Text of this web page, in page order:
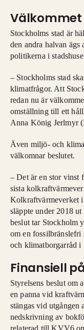
Välkommet
Stockholms stad är
den andra halvan
politikerna i
– Stockholms stad
klimatfrågor. Att
redan nu är
omställning till ett
Anna König Jerlmyr
Även miljö- och
välkomnar beslutet.
– Det är en stor vinst
sista
Kolkraftvärmeverket i
släppte under 2018
beslut tar Stockholm
om en
och klimatborgarråd i
Finansiell
Styrelsens beslut om
en panna vid
stängas vid utgången
nedskrivning av
relaterad till KVV6